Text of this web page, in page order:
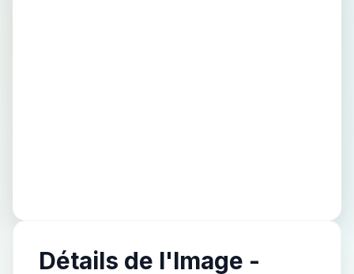
Détails de l'Image -